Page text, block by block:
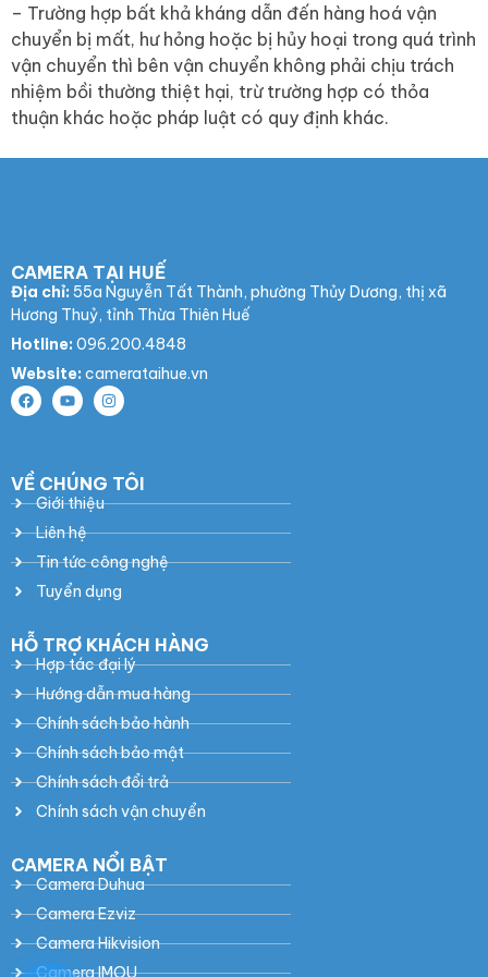
– Trường hợp bất khả kháng dẫn đến hàng hoá vận
chuyển bị mất, hư hỏng hoặc bị hủy hoại trong quá trình
vận chuyển thì bên vận chuyển không phải chịu trách
nhiệm bồi thường thiệt hại, trừ trường hợp có thỏa
thuận khác hoặc pháp luật có quy định khác.
CAMERA TẠI HUẾ
Địa chỉ: 55a Nguyễn Tất Thành, phường Thủy Dương, thị xã
Hương Thuỷ, tỉnh Thừa Thiên Huế
Hotline: 096.200.4848
Website: camerataihue.vn
VỀ CHÚNG TÔI
Giới thiệu
Liên hệ
Tin tức công nghệ
Tuyển dụng
HỖ TRỢ KHÁCH HÀNG
Hợp tác đại lý
Hướng dẫn mua hàng
Chính sách bảo hành
Chính sách bảo mật
Chính sách đổi trả
Chính sách vận chuyển
CAMERA NỔI BẬT
Camera Duhua
Camera Ezviz
Camera Hikvision
Camera IMOU